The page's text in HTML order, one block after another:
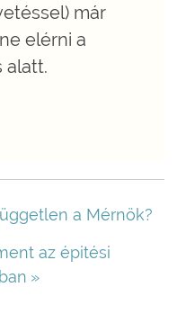
már
elérni a
alatt.
a Mérnök?
az épitési